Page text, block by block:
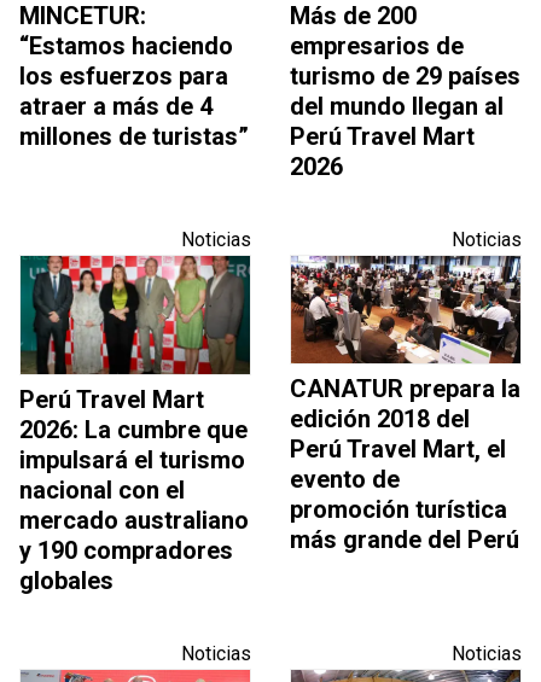
MINCETUR:
“Estamos haciendo
los esfuerzos para
atraer a más de 4
millones de turistas”
Más de 200
empresarios de
turismo de 29 países
del mundo llegan al
Perú Travel Mart
2026
Noticias
Perú Travel Mart
2026: La cumbre que
impulsará el turismo
nacional con el
mercado australiano
y 190 compradores
globales
Noticias
CANATUR prepara la
edición 2018 del
Perú Travel Mart, el
evento de
promoción turística
más grande del Perú
Noticias Noticias